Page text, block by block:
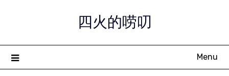
四火的唠叨
Menu